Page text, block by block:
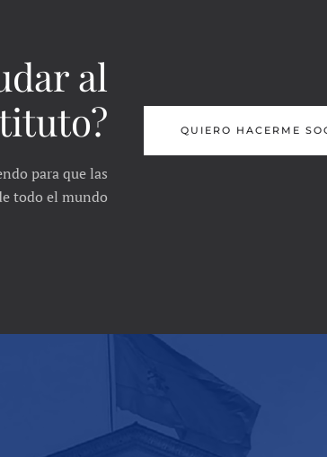
al
para que las
todo el mundo
QUIERO HACERME